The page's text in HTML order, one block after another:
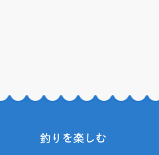
釣りを楽しむ